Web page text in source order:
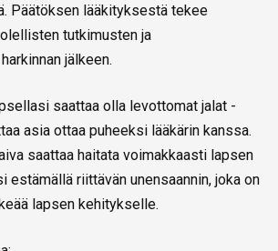
Päätöksen lääkityksestä tekee
tutkimusten ja
jälkeen.
saattaa olla levottomat jalat -
asia ottaa puheeksi lääkärin kanssa.
saattaa haitata voimakkaasti lapsen
estämällä riittävän unensaannin, joka on
lapsen kehitykselle.